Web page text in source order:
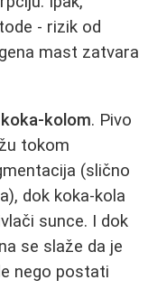
- rizik od
mast zatvara
koka-kolom. Pivo
tokom
(slično
dok koka-kola
sunce. I dok
se slaže da je
nego postati